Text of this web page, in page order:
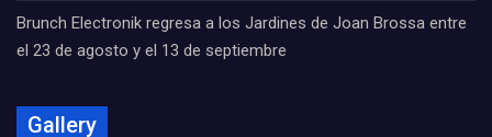
Brunch Electronik regresa a los Jardines de Joan Brossa entre
el 23 de agosto y el 13 de septiembre
Gallery